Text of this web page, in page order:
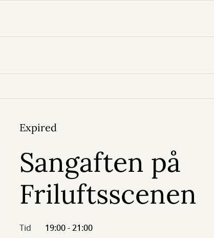
Expired
Sangaften på
Friluftsscenen
Tid
19:00 - 21:00